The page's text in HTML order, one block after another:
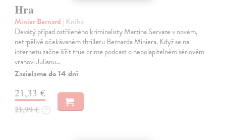
Hra
Minier Bernard | Kniha
Devátý případ ostříleného kriminalisty Martina Servaze v novém,
netrpělivě očekávaném thrilleru Bernarda Miniera. Když se na
internetu začne šířit true crime podcast o nepolapitelném sériovém
vrahovi Julianu…
Zasielame do 14 dní
21,33 €
21,99 € ?